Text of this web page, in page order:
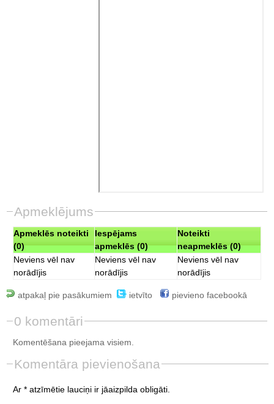
Apmeklējums
Apmeklēs noteikti
(0)
Iespējams
apmeklēs (0)
Noteikti
neapmeklēs (0)
Neviens vēl nav
norādījis
Neviens vēl nav
norādījis
Neviens vēl nav
norādījis
atpakaļ pie pasākumiem ietvīto pievieno facebookā
0 komentāri
Komentēšana pieejama visiem.
Komentāra pievienošana
Ar * atzīmētie lauciņi ir jāaizpilda obligāti.